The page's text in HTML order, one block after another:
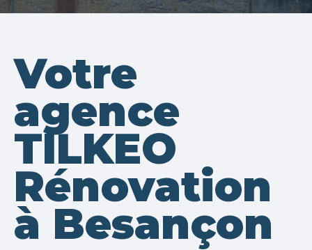
Votre
agence
TILKEO
Rénovation
à Besançon